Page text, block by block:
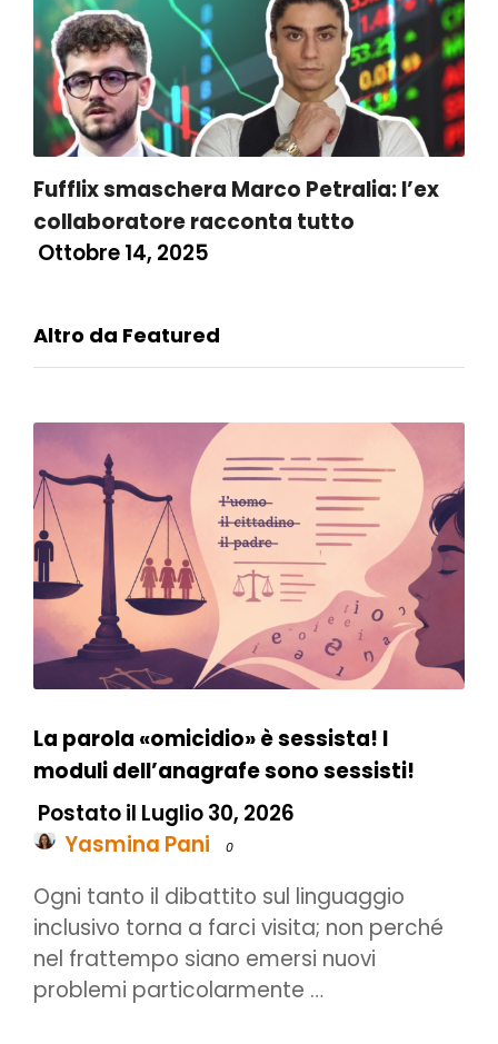
Fufflix smaschera Marco Petralia: l’ex
collaboratore racconta tutto
Ottobre 14, 2025
Altro da Featured
La parola «omicidio» è sessista! I
moduli dell’anagrafe sono sessisti!
Postato il Luglio 30, 2026
Yasmina Pani
0
Ogni tanto il dibattito sul linguaggio
inclusivo torna a farci visita; non perché
nel frattempo siano emersi nuovi
problemi particolarmente …